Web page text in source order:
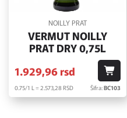
NOILLY PRAT
VERMUT NOILLY
PRAT DRY 0,75L
1.929,96rsd
0.75/1 L = 2.573,28RSD Šifra:BC103